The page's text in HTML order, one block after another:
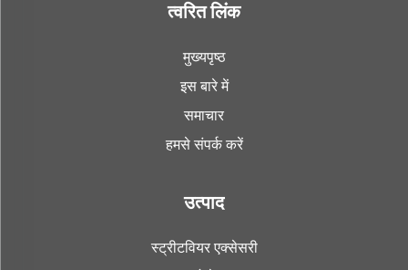
त्वरित लिंक
मुख्यपृष्ठ
इस बारे में
समाचार
हमसे संपर्क करें
उत्पाद
स्ट्रीटवियर एक्सेसरी